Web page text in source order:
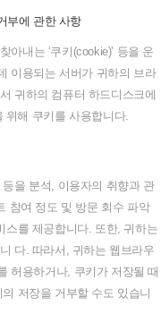
부에 관한 사항
찾아내는 ‘쿠키 (cookie)’ 등을 운
이용되는 서버가 귀하의 브라
귀하의 컴퓨터 하드디스크에
위해 쿠키를 사용합니다.
등을 분석 이용자의 취향과 관
참여 정도 및 방문 회수 파악
스를 제공합니다. 또한, 귀하는
다. 따라서 귀하는 웹브라우
허용하거나, 쿠키가 저장될 때
의 저장을 거부할 수도 있습니